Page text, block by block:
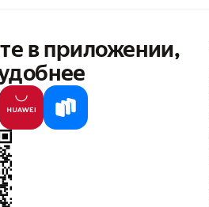
в приложении,